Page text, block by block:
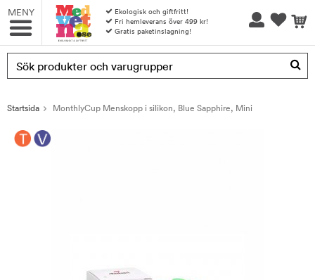
MENY
Ekologisk och giftfritt!
Fri hemleverans över 499 kr!
Gratis paketinslagning!
Produkten har blivit tillagd i varukorgen
Startsida MonthlyCup Menskopp i silikon, Blue Sapphire, Mini